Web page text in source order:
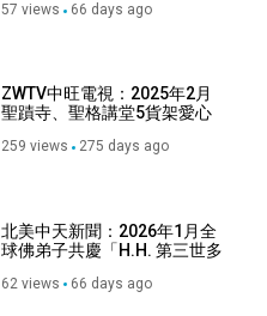
57 views 66 days ago
ZWTV中旺電視：2025年2月
聖蹟寺、聖格講堂5貨架愛心
259 views 275 days ago
北美中天新聞：2026年1月全
球佛弟子共慶「H.H. 第三世多
62 views 66 days ago